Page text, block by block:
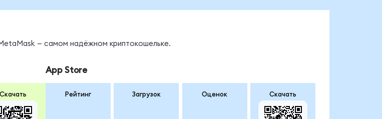
— самом надёжном криптокошельке.
Скачать
App Store
Рейтинг Загрузок Оценок Скачать